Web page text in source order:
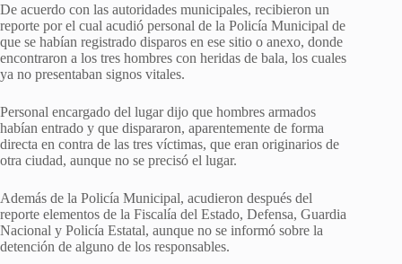
De acuerdo con las autoridades municipales, recibieron un
reporte por el cual acudió personal de la Policía Municipal de
que se habían registrado disparos en ese sitio o anexo, donde
encontraron a los tres hombres con heridas de bala, los cuales
ya no presentaban signos vitales.
Personal encargado del lugar dijo que hombres armados
habían entrado y que dispararon, aparentemente de forma
directa en contra de las tres víctimas, que eran originarios de
otra ciudad, aunque no se precisó el lugar.
Además de la Policía Municipal, acudieron después del
reporte elementos de la Fiscalía del Estado, Defensa, Guardia
Nacional y Policía Estatal, aunque no se informó sobre la
detención de alguno de los responsables.